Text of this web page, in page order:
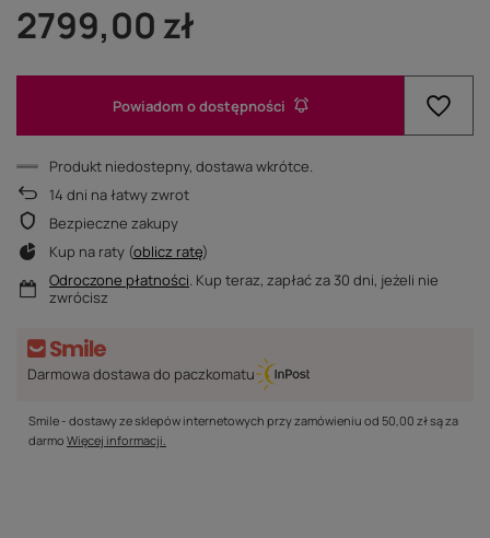
2799,00 zł
Powiadom o dostępności
Produkt niedostepny, dostawa wkrótce
14 dni na łatwy zwrot
Bezpieczne zakupy
Kup na raty (oblicz ratę)
Odroczone płatności. Kup teraz, zapłać za 30 dni, jeżeli nie
zwrócisz
Darmowa dostawa do paczkomatu
Smile - dostawy ze sklepów internetowych przy zamówieniu od 50,00 złsą za
darmo Więcej informacji.